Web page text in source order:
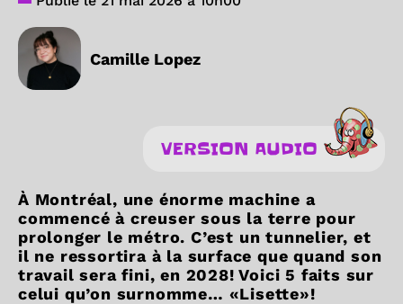
Camille Lopez
VERSION AUDIO
À Montréal, une énorme machine a
commencé à creuser sous la terre pour
prolonger le métro. C’est un tunnelier, et
il ne ressortira à la surface que quand son
travail sera fini, en 2028! Voici 5 faits sur
celui qu’on surnomme… «Lisette»!